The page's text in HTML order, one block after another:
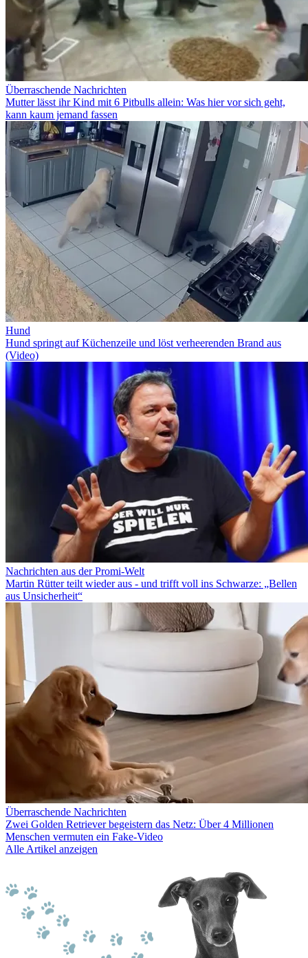
Überraschende Nachrichten
Mutter lässt ihr Kind mit 6 Pitbulls allein: Was hier vor sich geht,
kann kaum jemand fassen
Hund
Hund springt auf Küchenzeile und löst verheerenden Brand aus
(Video)
Nachrichten aus der Promi-Welt
Martin Rütter teilt wieder aus - und trifft voll ins Schwarze: „Bellen
aus Unsicherheit“
Überraschende Nachrichten
Zwei Golden Retriever begeistern das Netz: Über 4 Millionen
Menschen vermuten ein Fake-Video
Alle Artikel anzeigen